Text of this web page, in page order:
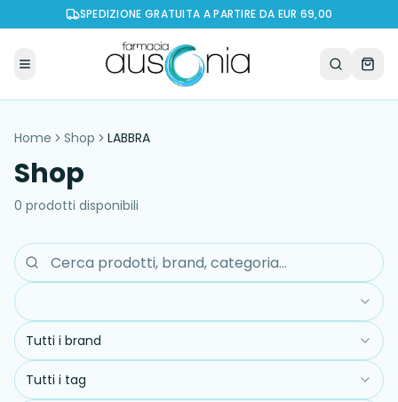
SPEDIZIONE GRATUITA A PARTIRE DA EUR 69,00
Home Shop LABBRA
Shop
0 prodotti disponibili
Tutti i brand
Tutti i tag